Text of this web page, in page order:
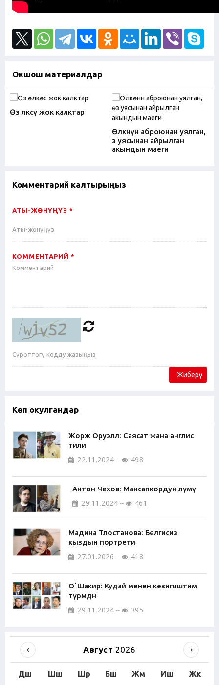
Окшош материалдар
Өз өлкөсү жок калктар
Өлкөнүн аброюнан уялган,
өз уясынан айрылган
акындын маеги
Комментарий калтырыңыз
АТЫ-ЖӨНҮҢҮЗ *
КОММЕНТАРИЙ *
Жиберүү
Көп окулгандар
Жорж Оруэлл: Саясат жана англис
тили
22.11.2024 498
Антон Чехов: Мансапкордун өлүмү
29.11.2024 461
Мадина Тлостанова: Белгисиз
кыздын портрети
27.01.2026 418
О`Шакир: Кудай менен кезигиштим
түрмөдөн
29.11.2024 395
Август 2026
Дш Шш Шр Бш Жм Иш Жк